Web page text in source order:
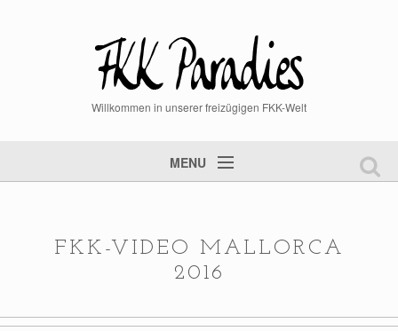
Willkommen in unserer freizügigen FKK-Welt
MENU
FKK-VIDEO MALLORCA
2016